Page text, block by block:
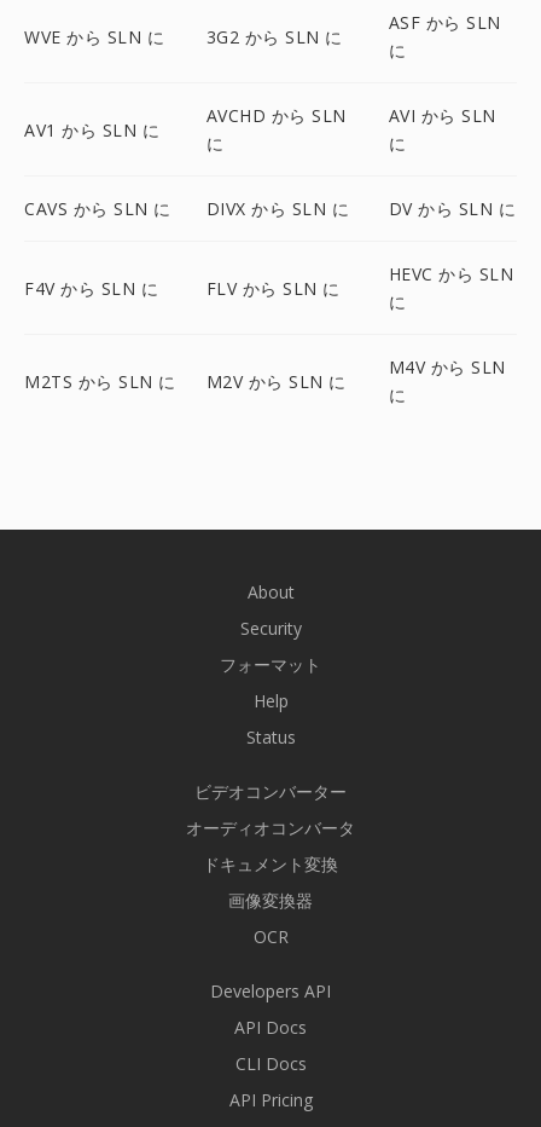
WVE から SLN に 3G2 から SLN に
ASF から SLN
に
AV1 から SLN に
AVCHD から SLN
に
AVI から SLN
に
CAVS から SLN に DIVX から SLN に DV から SLN に
F4V から SLN に FLV から SLN に
HEVC から SLN
に
M2TS から SLN に M2V から SLN に
M4V から SLN
に
About
Security
フォーマット
Help
Status
ビデオコンバーター
オーディオコンバータ
ドキュメント変換
画像変換器
OCR
Developers API
API Docs
CLI Docs
API Pricing